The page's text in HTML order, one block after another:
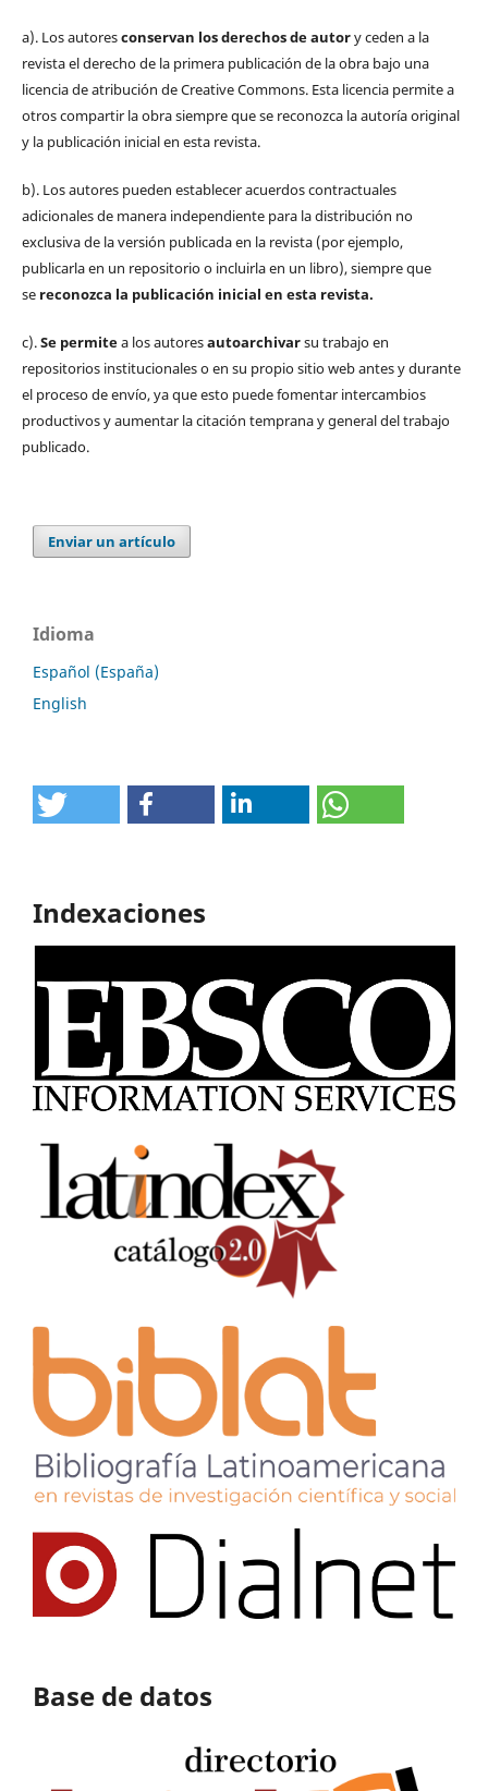
a). Los autoresconservan los derechos de autory ceden a la
revista el derecho de la primera publicación de la obra bajo una
licencia de atribución de Creative Commons. Esta licencia permite a
otros compartir la obra siempre que se reconozca la autoría original
y la publicación inicial en esta revista.
b). Los autores pueden establecer acuerdos contractuales
adicionales de manera independiente para la distribución no
exclusiva de la versión publicada en la revista (por ejemplo,
publicarla en un repositorio o incluirla en un libro), siempre que
sereconozca la publicación inicial en esta revista.
c).Se permitea los autoresautoarchivarsu trabajo en
repositorios institucionales o en su propio sitio web antes y durante
el proceso de envío, ya que esto puede fomentar intercambios
productivos y aumentar la citación temprana y general del trabajo
publicado.
Enviar un artículo
Idioma
Español (España)
English
Indexaciones
Base de datos